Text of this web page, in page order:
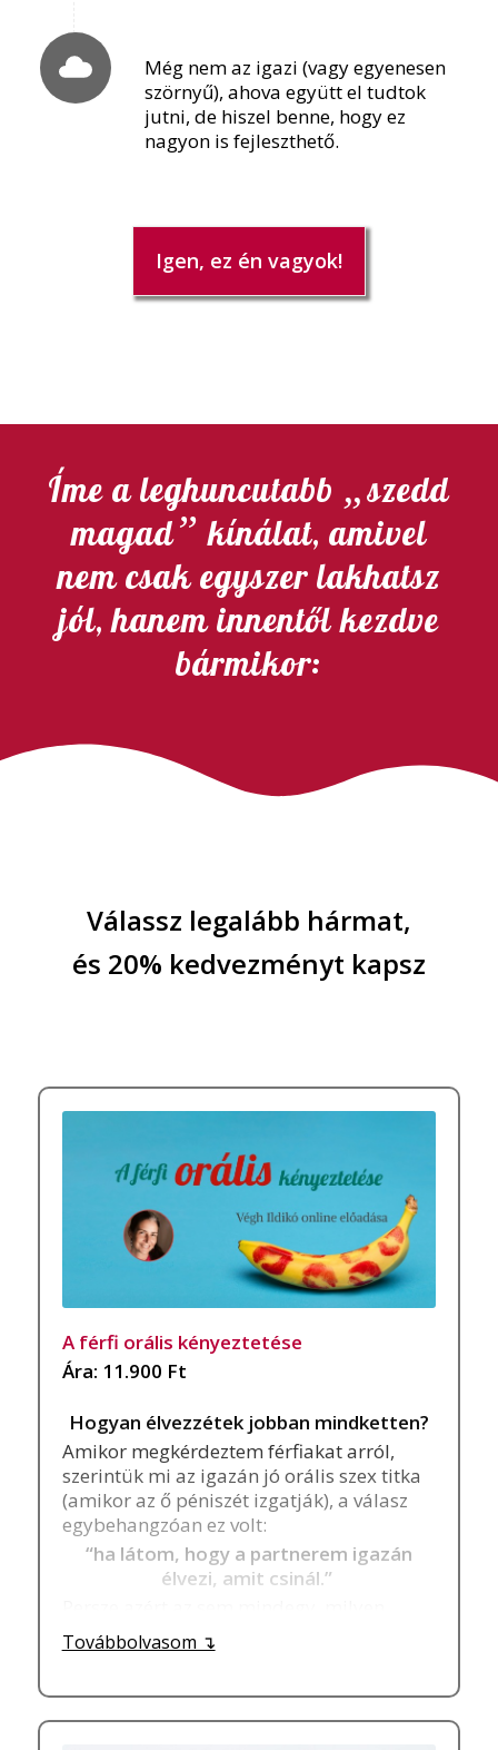
Még nem az igazi (vagy egyenesen
szörnyű), ahova együtt el tudtok
jutni, de hiszel benne, hogy ez
nagyon is fejleszthető.
Igen, ez én vagyok!
Íme a leghuncutabb „szedd
magad” kínálat, amivel
nem csak egyszer lakhatsz
jól, hanem innentől kezdve
bármikor:
Válassz legalább hármat,
és 20% kedvezményt kapsz
A férfi orális kényeztetése
Ára: 11.900 Ft
Hogyan élvezzétek jobban mindketten?
Amikor megkérdeztem férfiakat arról,
szerintük mi az igazán jó orális szex titka
(amikor az ő péniszét izgatják), a válasz
egybehangzóan ez volt:
“ha látom, hogy a partnerem igazán
élvezi, amit csinál.”
technikával történik a kényeztetés.
Ahogy azt tőle megszokhattuk, Végh Ildikó
mind a technikai tudás, mind az
anatómiai ismeretek terén ellát minket
Továbbolvasom ↴